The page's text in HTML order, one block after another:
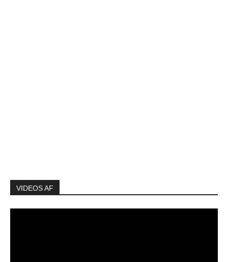
VIDEOS AF